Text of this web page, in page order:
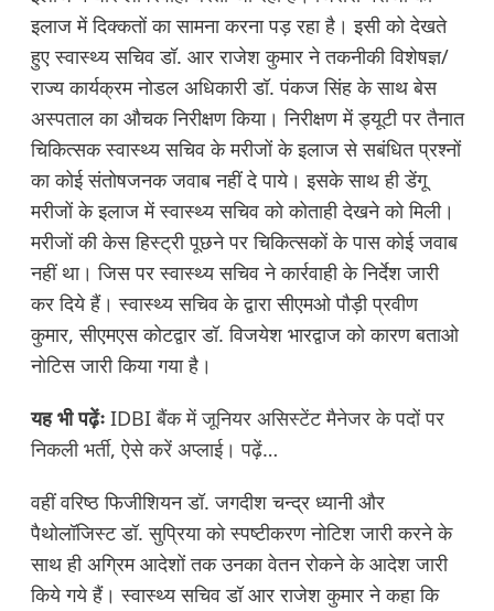
इलाज में दिक्कतों का सामना करना पड़ रहा है। इसी को देखते
हुए स्वास्थ्य सचिव डॉ. आर राजेश कुमार ने तकनीकी विशेषज्ञ/
राज्य कार्यक्रम नोडल अधिकारी डॉ. पंकज सिंह के साथ बेस
अस्पताल का औचक निरीक्षण किया। निरीक्षण में ड्यूटी पर तैनात
चिकित्सक स्वास्थ्य सचिव के मरीजों के इलाज से सबंधित प्रश्नों
का कोई संतोषजनक जवाब नहीं दे पाये। इसके साथ ही डेंगू
मरीजों के इलाज में स्वास्थ्य सचिव को कोताही देखने को मिली।
मरीजों की केस हिस्ट्री पूछने पर चिकित्सकों के पास कोई जवाब
नहीं था। जिस पर स्वास्थ्य सचिव ने कार्रवाही के निर्देश जारी
कर दिये हैं। स्वास्थ्य सचिव के द्वारा सीएमओ पौड़ी प्रवीण
कुमार, सीएमएस कोटद्वार डॉ. विजयेश भारद्वाज को कारण बताओ
नोटिस जारी किया गया है।
यह भी पढ़ेंः IDBI बैंक में जूनियर असिस्टेंट मैनेजर के पदों पर
निकली भर्ती, ऐसे करें अप्लाई। पढ़ें…
वहीं वरिष्ठ फिजीशियन डॉ. जगदीश चन्द्र ध्यानी और
पैथोलॉजिस्ट डॉ. सुप्रिया को स्पष्टीकरण नोटिश जारी करने के
साथ ही अग्रिम आदेशों तक उनका वेतन रोकने के आदेश जारी
किये गये हैं। स्वास्थ्य सचिव डॉ आर राजेश कुमार ने कहा कि